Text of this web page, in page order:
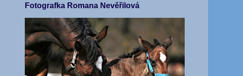
Fotografka Romana Nevěřilová